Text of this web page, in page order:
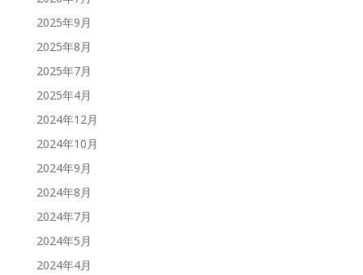
2025年9月
2025年8月
2025年7月
2025年4月
2024年12月
2024年10月
2024年9月
2024年8月
2024年7月
2024年5月
2024年4月